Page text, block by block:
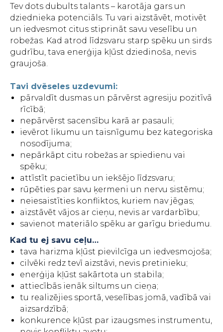
Tev dots dubults talants – karotāja gars un
dziednieka potenciāls. Tu vari aizstāvēt, motivēt
un iedvesmot citus stiprināt savu veselību un
robežas. Kad atrod līdzsvaru starp spēku un sirds
gudrību, tava enerģija kļūst dziedinoša, nevis
graujoša.
Tavi dvēseles uzdevumi:
pārvaldīt dusmas un pārvērst agresiju pozitīvā
rīcībā;
nepārvērst sacensību karā ar pasauli;
ievērot likumu un taisnīgumu bez kategoriska
nosodījuma;
nepārkāpt citu robežas ar spiedienu vai
spēku;
attīstīt pacietību un iekšējo līdzsvaru;
rūpēties par savu ķermeni un nervu sistēmu;
neiesaistīties konfliktos, kuriem nav jēgas;
aizstāvēt vājos ar cieņu, nevis ar vardarbību;
savienot materiālo spēku ar garīgu briedumu.
Kad tu ej savu ceļu…
tava harizma kļūst pievilcīga un iedvesmojoša;
cilvēki redz tevī aizstāvi, nevis pretinieku;
enerģija kļūst sakārtota un stabila;
attiecībās ienāk siltums un cieņa;
tu realizējies sportā, veselības jomā, vadībā vai
aizsardzībā;
konkurence kļūst par izaugsmes instrumentu,